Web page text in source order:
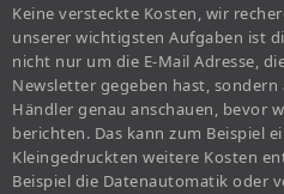
Keine versteckte Kosten, wir
unserer wichtigsten Aufgaben ist
nicht nur um die E-Mail Adresse,
Newsletter gegeben hast,
Händler genau anschauen, bevor
berichten. Das kann zum Beispiel
Kleingedruckten weitere Kosten
Beispiel die Datenautomatik oder